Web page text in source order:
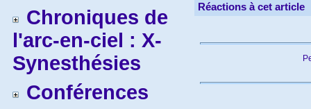
Chroniques de
l'arc-en-ciel : X-
Synesthésies
Conférences
Réactions à cet article